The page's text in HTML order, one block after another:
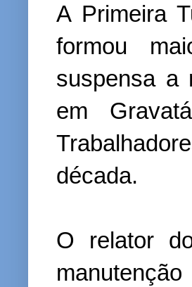
A Primeira
formou
suspensa a
em
década.
O relator